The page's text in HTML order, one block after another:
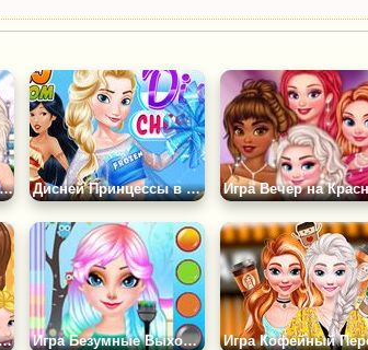
Игра Идеи Школьных Образов от Принцесс Дисней Принцессы в Группе Поддержки
Принцесса Дисней Игра Безумные Выходные Принцесс 2